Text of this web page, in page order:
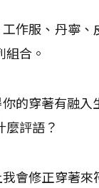
作服、丹寧、
組合。
的穿著有融入
麼評語？
會修正穿著來